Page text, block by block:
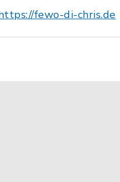
fewo-di-chris.de